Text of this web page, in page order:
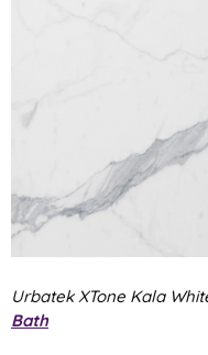
Urbatek XTone Kala
Bath